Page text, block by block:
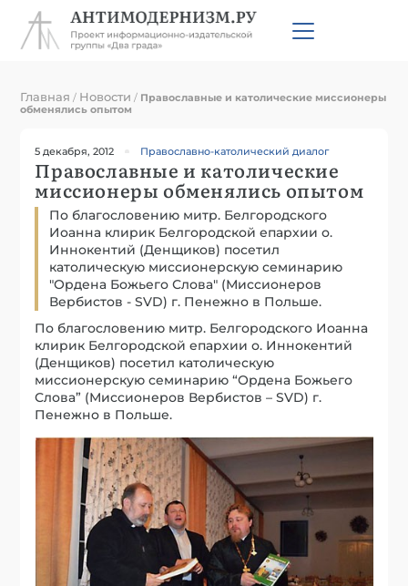
Главная / Новости / Православные и католические миссионеры
обменялись опытом
5 декабря, 2012 Православно-католический диалог
Православные и католические
миссионеры обменялись опытом
По благословению митр. Белгородского
Иоанна клирик Белгородской епархии о.
Иннокентий (Денщиков) посетил
католическую миссионерскую семинарию
"Ордена Божьего Слова" (Миссионеров
Вербистов - SVD) г. Пенежно в Польше.
По благословению митр. Белгородского Иоанна
клирик Белгородской епархии о. Иннокентий
(Денщиков) посетил католическую
миссионерскую семинарию “Ордена Божьего
Слова” (Миссионеров Вербистов – SVD) г.
Пенежно в Польше.